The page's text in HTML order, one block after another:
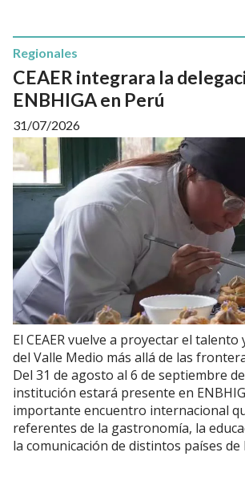
CEAER integrara la
ENBHIGA en Perú
Regionales
31/07/2026
El CEAER vuelve a proyectar el
del Valle Medio más allá de las
Del 31 de agosto al 6 de septiembre
institución estará presente en
importante encuentro internacional
referentes de la gastronomía, la
la comunicación de distintos países de